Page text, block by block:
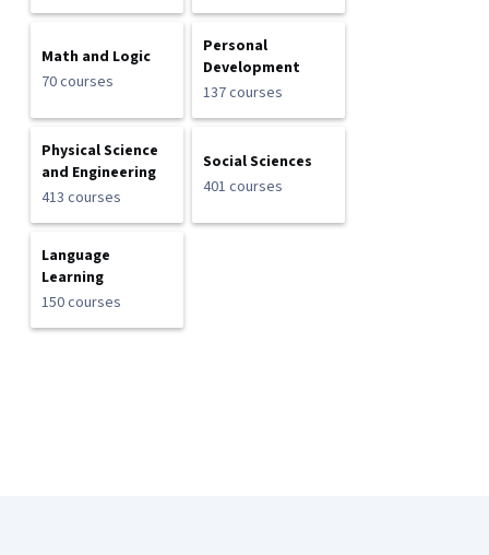
Math and Logic
70 courses
Personal
Development
137 courses
Physical Science
and Engineering
413 courses
Social Sciences
401 courses
Language
Learning
150 courses